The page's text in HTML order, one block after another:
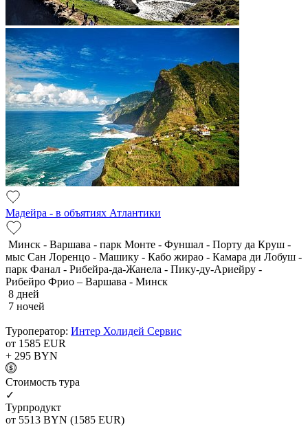
Мадейра - в объятиях Атлантики
Минск - Варшава - парк Монте - Фуншал - Порту да Круш -
мыс Сан Лоренцо - Машику - Кабо жирао - Камара ди Лобуш -
парк Фанал - Рибейра-да-Жанела - Пику-ду-Ариейру -
Рибейро Фрио – Варшава - Минск
8 дней
7 ночей
Туроператор: Интер Холидей Сервис
от 1585 EUR
+ 295 BYN
Cтоимость тура
✓
Турпродукт
от 5513 BYN (1585 EUR)